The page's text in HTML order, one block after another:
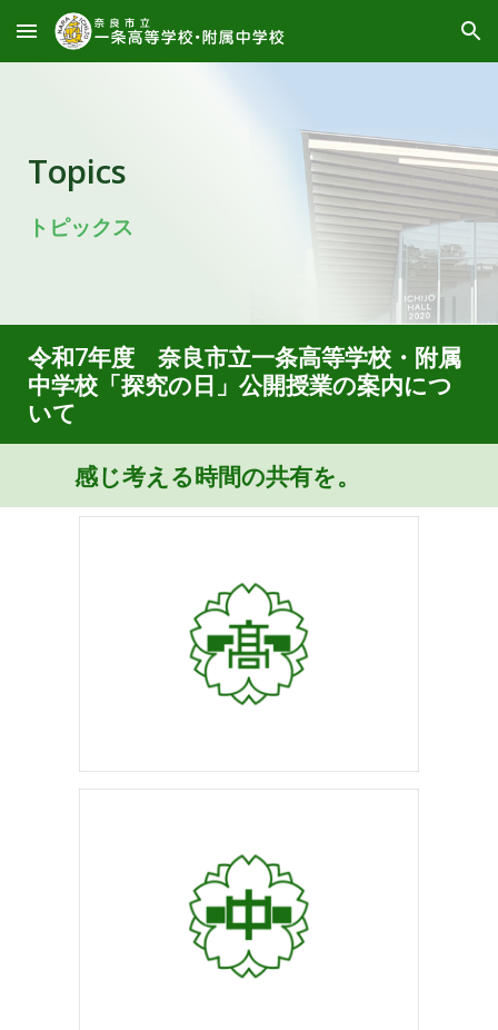
Skip to main content Skip to navigation
Topics
トピックス
令和7年度 奈良市立一条高等学校・附属
中学校「探究の日」公開授業の案内につ
いて
感じ考える時間の共有を。